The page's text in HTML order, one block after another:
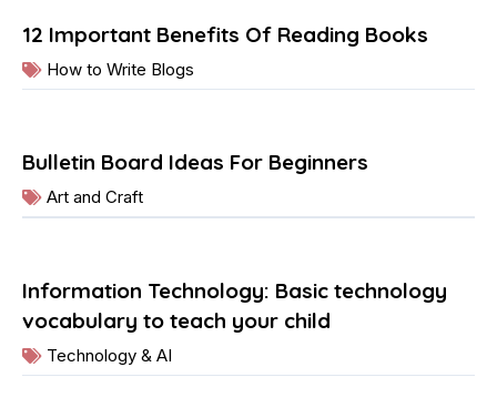
12 Important Benefits Of Reading Books
How to Write Blogs
Bulletin Board Ideas For Beginners
Art and Craft
Information Technology: Basic technology
vocabulary to teach your child
Technology & AI